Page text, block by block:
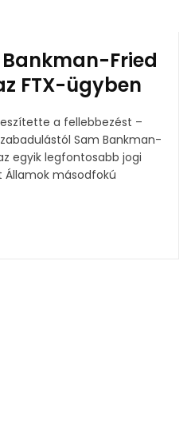
Fried
FTX-ügyben
a fellebbezést –
Sam Bankman-
egyik legfontosabb jogi
Államok másodfokú